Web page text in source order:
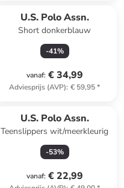
U.S. Polo Assn.
Short donkerblauw
-41%
vanaf: € 34,99
Adviesprijs (AVP): € 59,95*
U.S. Polo Assn.
Teenslippers wit/meerkleurig
-53%
vanaf: € 22,99